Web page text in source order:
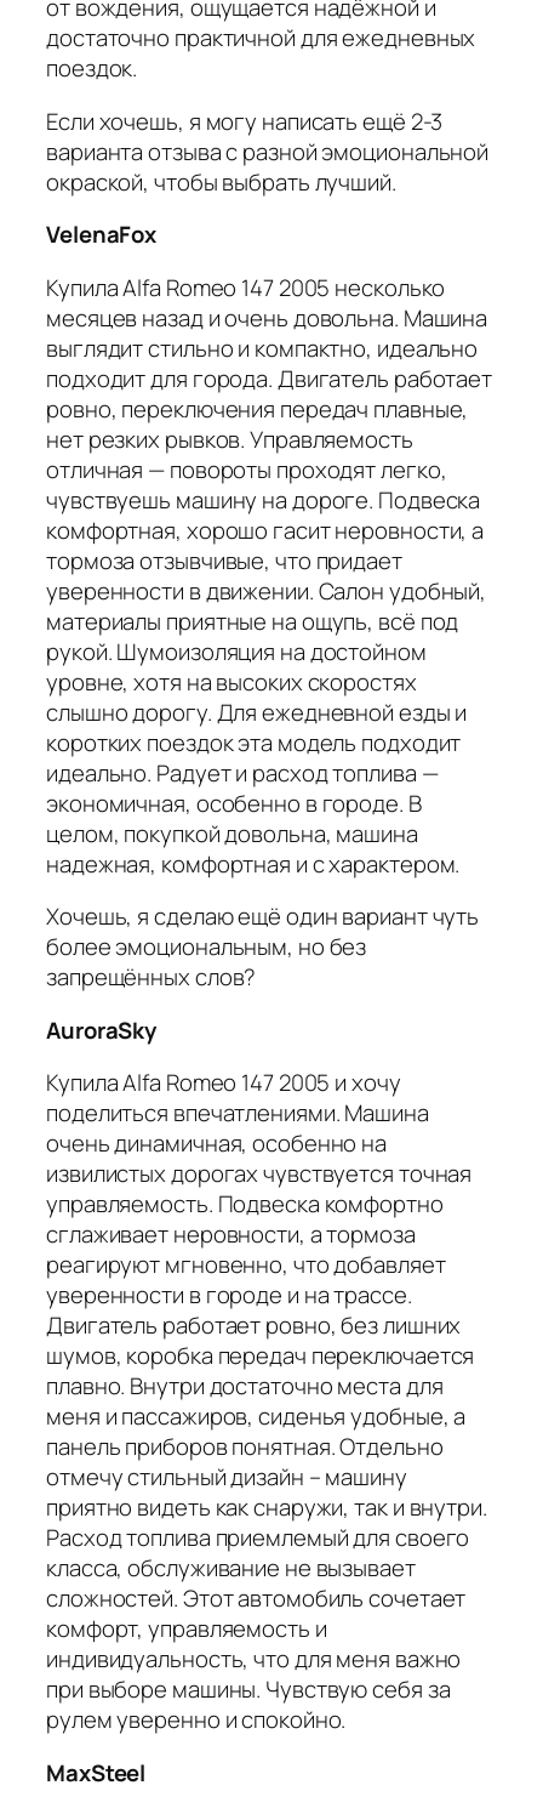
от вождения, ощущается надёжной и
достаточно практичной для ежедневных
поездок.
Если хочешь, я могу написать ещё 2-3
варианта отзыва с разной эмоциональной
окраской, чтобы выбрать лучший.
VelenaFox
Купила Alfa Romeo 147 2005 несколько
месяцев назад и очень довольна. Машина
выглядит стильно и компактно, идеально
подходит для города. Двигатель работает
ровно, переключения передач плавные,
нет резких рывков. Управляемость
отличная — повороты проходят легко,
чувствуешь машину на дороге. Подвеска
комфортная, хорошо гасит неровности, а
тормоза отзывчивые, что придает
уверенности в движении. Салон удобный,
материалы приятные на ощупь, всё под
рукой. Шумоизоляция на достойном
уровне, хотя на высоких скоростях
слышно дорогу. Для ежедневной езды и
коротких поездок эта модель подходит
идеально. Радует и расход топлива —
экономичная, особенно в городе. В
целом, покупкой довольна, машина
надежная, комфортная и с характером.
Хочешь, я сделаю ещё один вариант чуть
более эмоциональным, но без
запрещённых слов?
AuroraSky
Купила Alfa Romeo 147 2005 и хочу
поделиться впечатлениями. Машина
очень динамичная, особенно на
извилистых дорогах чувствуется точная
управляемость. Подвеска комфортно
сглаживает неровности, а тормоза
реагируют мгновенно, что добавляет
уверенности в городе и на трассе.
Двигатель работает ровно, без лишних
шумов, коробка передач переключается
плавно. Внутри достаточно места для
меня и пассажиров, сиденья удобные, а
панель приборов понятная. Отдельно
отмечу стильный дизайн – машину
приятно видеть как снаружи, так и внутри.
Расход топлива приемлемый для своего
класса, обслуживание не вызывает
сложностей. Этот автомобиль сочетает
комфорт, управляемость и
индивидуальность, что для меня важно
при выборе машины. Чувствую себя за
рулем уверенно и спокойно.
MaxSteel